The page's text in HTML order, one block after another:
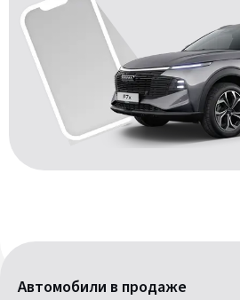
Автомобили в продаже